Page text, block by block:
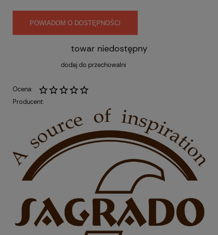
POWIADOM O DOSTĘPNOŚCI
towar niedostępny
dodaj do przechowalni
Ocena:
Producent: